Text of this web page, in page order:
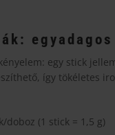
van.
A
változatok
egy stick
így tökéletes
doboz (1 stick = 1,5 g)